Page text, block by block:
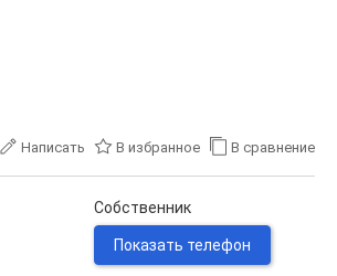
Написать В избранное В сравнение
Собственник
Показать телефон